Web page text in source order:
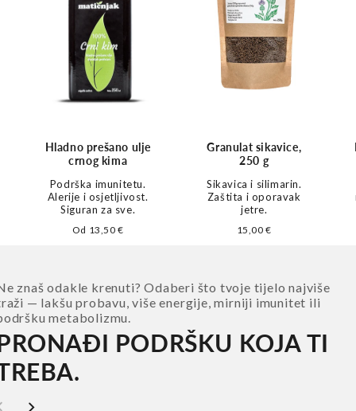
Hladno prešano ulje
crnog kima
Podrška imunitetu.
Alerije i osjetljivost.
Siguran za sve.
Redovna
Od 13,50 €
Granulat sikavice,
250 g
Sikavica i silimarin.
Zaštita i oporavak
jetre.
Redovna
15,00 €
znaš odakle krenuti? Odaberi što tvoje tijelo najviše
— lakšu probavu, više energije, mirniji imunitet ili
metabolizmu.
PODRŠKU KOJA TI